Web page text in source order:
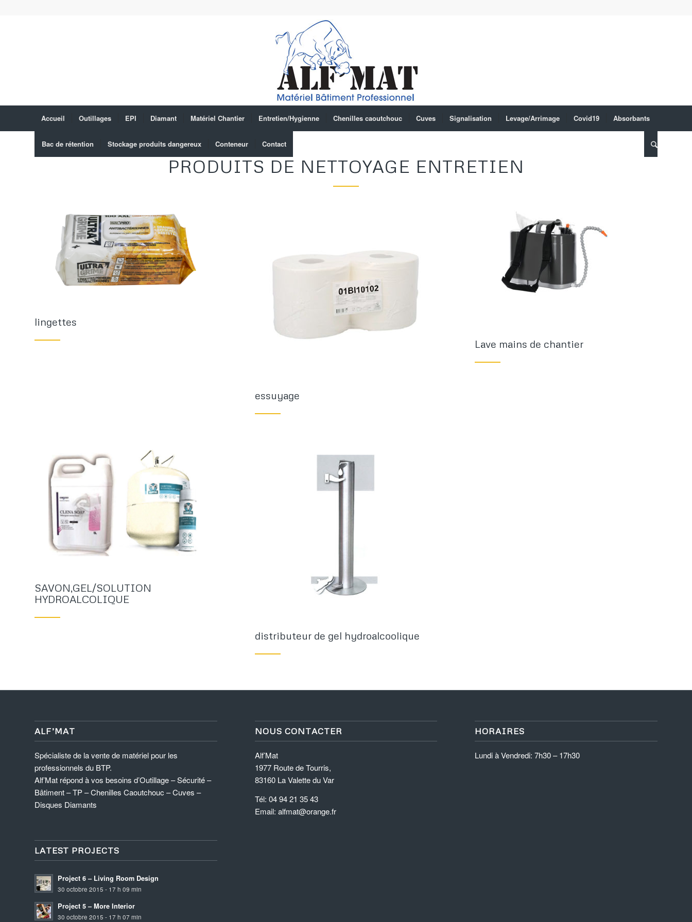
Accueil Outillages EPI Diamant Matériel Chantier Entretien/Hygienne Chenilles caoutchouc Cuves Signalisation Levage/Arrimage Covid19 Absorbants
Bac de rétention Stockage produits dangereux Conteneur Contact
PRODUITS DE NETTOYAGE ENTRETIEN
lingettes
essuyage
Lave mains de chantier
SAVON,GEL/SOLUTION
HYDROALCOLIQUE
distributeur de gel hydroalcoolique
ALF’MAT
Spécialiste de la vente de matériel pour les
professionnels du BTP.
Alf’Mat répond à vos besoins d’Outillage – Sécurité –
Bâtiment – TP – Chenilles Caoutchouc – Cuves –
Disques Diamants
LATEST PROJECTS
Project 6 – Living Room Design
30 octobre 2015 - 17 h 09 min
Project 5 – More Interior
30 octobre 2015 - 17 h 07 min
NOUS CONTACTER
Alf’Mat
1977 Route de Tourris,
83160 La Valette du Var
Tél: 04 94 21 35 43
Email: alfmat@orange.fr
HORAIRES
Lundi à Vendredi: 7h30 – 17h30